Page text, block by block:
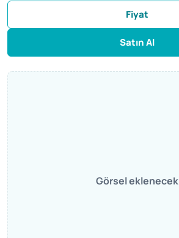
Fiyat
Satın Al
Görsel eklenecek